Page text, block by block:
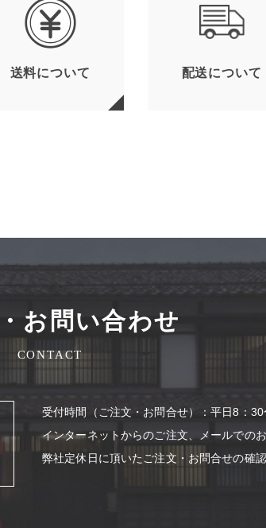
送料について 配送について
お問い合わせ
CONTACT
受付時間（ご注⽂・お問合せ）：平⽇8：
インターネットからのご注⽂、メールでの
弊社定休⽇に頂いたご注⽂・お問合せの確